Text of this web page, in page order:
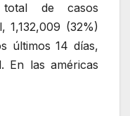
de casos
1,132,009 (32%)
últimos 14 días,
En las américas